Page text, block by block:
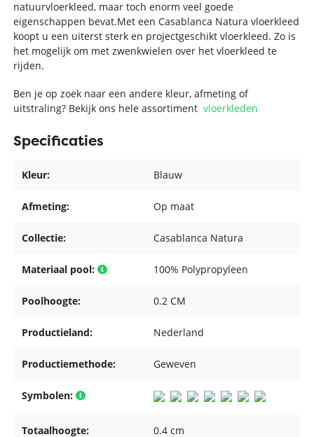
natuurvloerkleed, maar toch enorm veel goede
eigenschappen bevat.Met een Casablanca Natura vloerkleed
koopt u een uiterst sterk en projectgeschikt vloerkleed. Zo is
het mogelijk om met zwenkwielen over het vloerkleed te
rijden.
Ben je op zoek naar een andere kleur, afmeting of
uitstraling? Bekijk ons hele assortimentvloerkleden
Specificaties
Kleur: Blauw
Afmeting: Op maat
Collectie: Casablanca Natura
Materiaal pool: 100% Polypropyleen
Poolhoogte: 0.2 CM
Productieland: Nederland
Productiemethode: Geweven
Symbolen:
Totaalhoogte: 0.4 cm